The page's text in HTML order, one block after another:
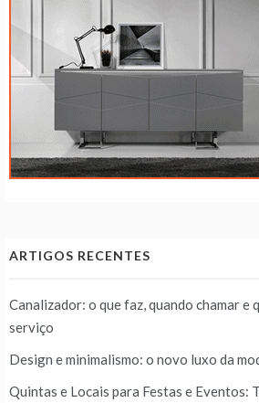
ARTIGOS RECENTES
Canalizador: o que faz, quando chamar e
serviço
Design e minimalismo: o novo luxo da
Quintas e Locais para Festas e Eventos: